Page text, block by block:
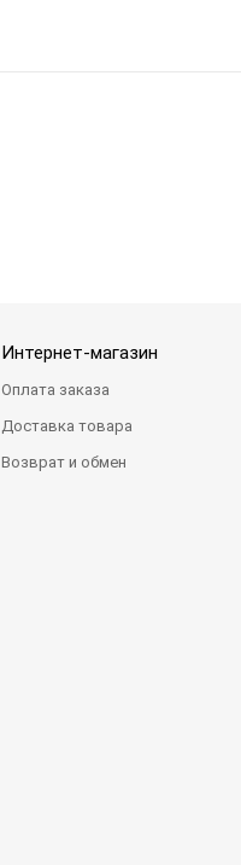
Интернет-магазин
Оплата заказа
Доставка товара
Возврат и обмен